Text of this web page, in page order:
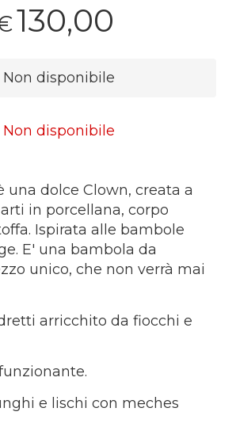
130,00
Non disponibile
Non disponibile
una dolce Clown, creata a
in porcellana, corpo
Ispirata alle bambole
E' una bambola da
unico, che non verrà mai
arricchito da fiocchi e
e lischi con meches